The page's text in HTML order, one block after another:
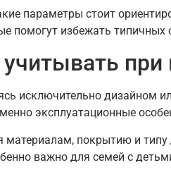
параметры стоит
помогут избежать
исключительно дизайном
эксплуатационные
покрытию и
важно для семей с